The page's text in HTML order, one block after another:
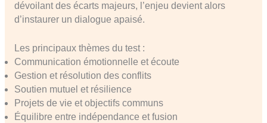
dévoilant des écarts majeurs, l’enjeu devient alors
d’instaurer un dialogue apaisé.
Les principaux thèmes du test :
Communication émotionnelle et écoute
Gestion et résolution des conflits
Soutien mutuel et résilience
Projets de vie et objectifs communs
Équilibre entre indépendance et fusion